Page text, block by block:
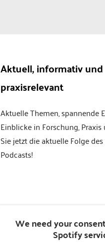
Aktuell, informativ und
praxisrelevant
Aktuelle Themen, spannende
Einblicke in Forschung, Praxis
Sie jetzt die aktuelle Folge
Podcasts!
We need your
Spotify